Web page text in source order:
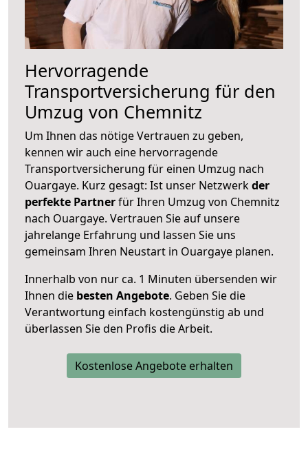
Hervorragende
Transportversicherung für den
Umzug von Chemnitz
Um Ihnen das nötige Vertrauen zu geben,
kennen wir auch eine hervorragende
Transportversicherung für einen Umzug nach
Ouargaye. Kurz gesagt: Ist unser Netzwerkder
perfekte Partnerfür Ihren Umzug von Chemnitz
nach Ouargaye. Vertrauen Sie auf unsere
jahrelange Erfahrung und lassen Sie uns
gemeinsam Ihren Neustart in Ouargaye planen.
Innerhalb von nur ca. 1 Minuten übersenden wir
Ihnen die besten Angebote. Geben Sie die
Verantwortung einfach kostengünstig ab und
überlassen Sie den Profis die Arbeit.
Kostenlose Angebote erhalten